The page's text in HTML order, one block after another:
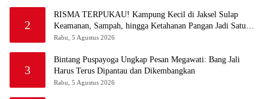
2
RISMA TERPUKAU! Kampung Kecil di Jaksel Sulap
Keamanan, Sampah, hingga Ketahanan Pangan Jadi Satu
Sistem
Rabu, 5 Agustus 2026
3
Bintang Puspayoga Ungkap Pesan Megawati: Bang Jali
Harus Terus Dipantau dan Dikembangkan
Rabu, 5 Agustus 2026